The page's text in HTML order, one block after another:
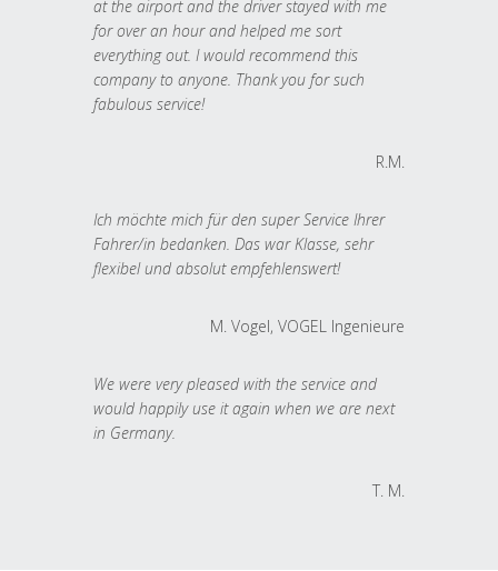
at the airport and the driver stayed with me
for over an hour and helped me sort
everything out. I would recommend this
company to anyone. Thank you for such
fabulous service!
R.M.
Ich möchte mich für den super Service Ihrer
Fahrer/in bedanken. Das war Klasse, sehr
flexibel und absolut empfehlenswert!
M. Vogel, VOGEL Ingenieure
We were very pleased with the service and
would happily use it again when we are next
in Germany.
T. M.